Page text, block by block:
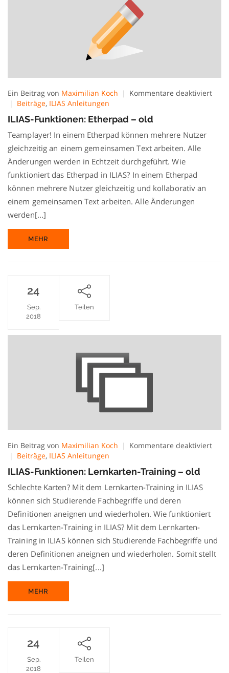
Ein Beitrag von Maximilian Koch Kommentare deaktiviertfür
Beiträge, ILIAS Anleitungen
ILIAS-Funktionen: Etherpad – old
Teamplayer! In einem Etherpad können mehrere Nutzer
gleichzeitig an einem gemeinsamen Text arbeiten. Alle
Änderungen werden in Echtzeit durchgeführt. Wie
funktioniert das Etherpad in ILIAS? In einem Etherpad
können mehrere Nutzer gleichzeitig und kollaborativ an
einem gemeinsamen Text arbeiten. Alle Änderungen
werden[...]
MEHR
24
Sep.
2018
Teilen
Ein Beitrag von Maximilian Koch Kommentare deaktiviertfür
Beiträge, ILIAS Anleitungen
ILIAS-Funktionen: Lernkarten-Training – old
Schlechte Karten? Mit dem Lernkarten-Training in ILIAS
können sich Studierende Fachbegriffe und deren
Definitionen aneignen und wiederholen. Wie funktioniert
das Lernkarten-Training in ILIAS? Mit dem Lernkarten-
Training in ILIAS können sich Studierende Fachbegriffe und
deren Definitionen aneignen und wiederholen. Somit stellt
das Lernkarten-Training[...]
MEHR
24
Sep.
2018
Teilen